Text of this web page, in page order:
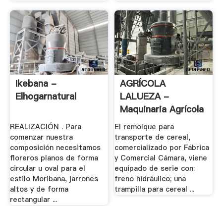
Ikebana -
Elhogarnatural
REALIZACIÓN . Para
comenzar nuestra
composición necesitamos
floreros planos de forma
circular u oval para el
estilo Moribana, jarrones
altos y de forma
rectangular ...
AGRÍCOLA
LALUEZA -
Maquinaria Agrícola
Nueva
El remolque para
transporte de cereal,
comercializado por Fábrica
y Comercial Cámara, viene
equipado de serie con:
freno hidráulico; una
trampilla para cereal ...